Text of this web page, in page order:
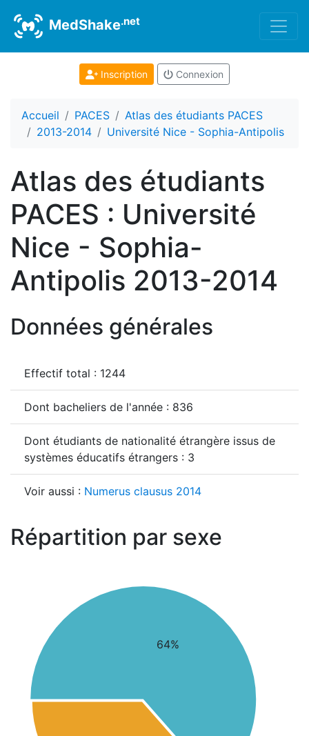
MedShake.net
Inscription Connexion
Accueil PACES
Atlas des étudiants PACES
2013-2014
Université Nice - Sophia-Antipolis
Atlas des étudiants
PACES : Université
Nice - Sophia-
Antipolis 2013-2014
Données générales
Effectif total : 1244
Dont bacheliers de l'année : 836
Dont étudiants de nationalité étrangère issus de
systèmes éducatifs étrangers : 3
Voir aussi : Numerus clausus 2014
Répartition par sexe
64%